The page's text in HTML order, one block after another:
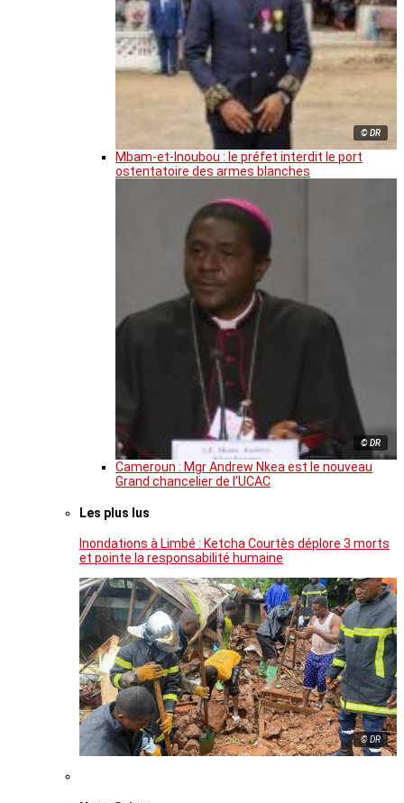
© DR
Mbam-et-Inoubou : le préfet interdit le port
ostentatoire des armes blanches
© DR
Cameroun : Mgr Andrew Nkea est le nouveau
Grand chancelier de l’UCAC
Les plus lus
Inondations à Limbé : Ketcha Courtès déplore 3 morts
et pointe la responsabilité humaine
© DR